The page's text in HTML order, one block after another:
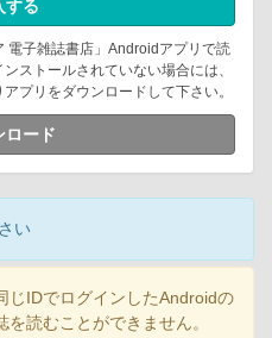
する
電子雑誌書店」Androidアプリで読
ストールされていない場合には、
プリをダウンロードして下さい。
ロード
い
IDでログインしたAndroidの
読むことができません。